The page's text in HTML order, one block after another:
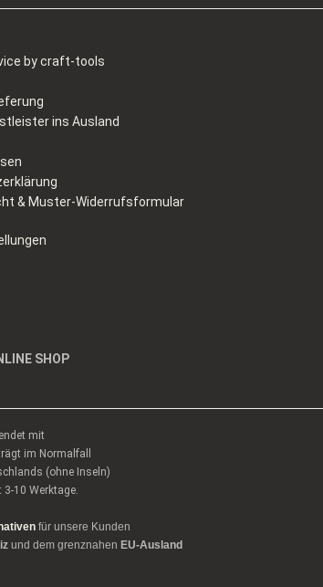
by craft-tools
ins Ausland
& Muster-Widerrufsformular
SHOP
mit
im Normalfall
(ohne Inseln)
3-10 Werktage.
für unsere Kunden
und dem grenznahen EU-Ausland